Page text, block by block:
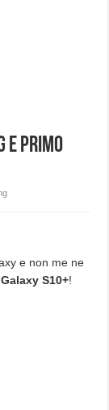
e primo
e non me ne
Galaxy S10+!